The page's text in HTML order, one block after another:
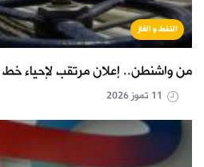
النفط و الغاز
من واشنطن.. إعلان مرتقب لإحياء